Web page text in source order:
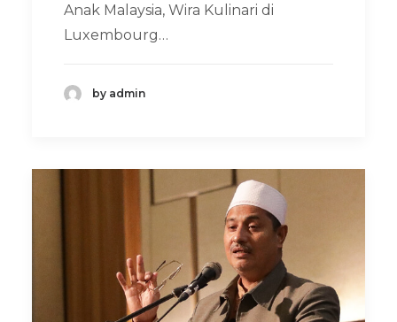
Anak Malaysia, Wira Kulinari di
Luxembourg…
by admin